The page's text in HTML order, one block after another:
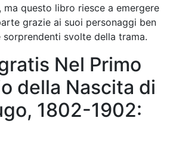
ma questo libro riesce a emergere
grazie ai suoi personaggi ben
sorprendenti svolte della trama.
Nel Primo
della Nascita di
1802-1902: